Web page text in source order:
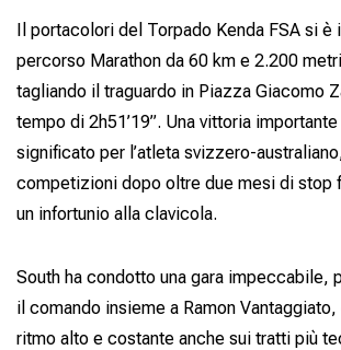
Il portacolori del Torpado Kenda FSA si è
percorso Marathon da 60 km e 2.200
tagliando il traguardo in Piazza Giacomo
tempo di 2h51’19”. Una vittoria
significato per l’atleta svizzero-
competizioni dopo oltre due mesi di stop
un infortunio alla clavicola.
South ha condotto una gara impeccabile,
il comando insieme a Ramon
ritmo alto e costante anche sui tratti più